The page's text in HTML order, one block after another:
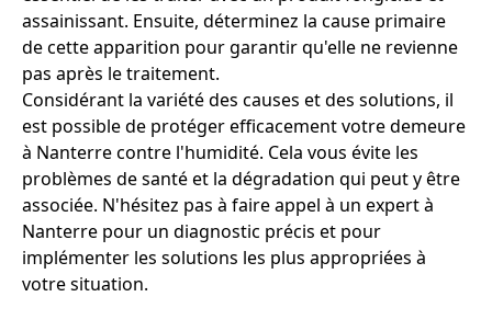
assainissant. Ensuite, déterminez la cause primaire
de cette apparition pour garantir qu'elle ne revienne
pas après le traitement.
Considérant la variété des causes et des solutions, il
est possible de protéger efficacement votre demeure
à Nanterre contre l'humidité. Cela vous évite les
problèmes de santé et la dégradation qui peut y être
associée. N'hésitez pas à faire appel à un expert à
Nanterre pour un diagnostic précis et pour
implémenter les solutions les plus appropriées à
votre situation.